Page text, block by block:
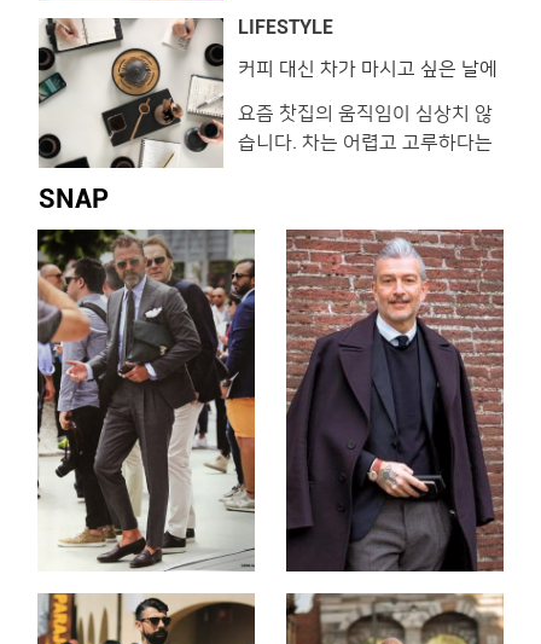
아메리칸
아이폰 X 케이스 부드러운 카프
스킨에 황금빛 메두사 메달 장식
정, 베르사체. 알릭스 │ 폰 버클
케이스 음각 로�
첫인상이기에 중요합니다. 여행
자는 즐길 거리와 기내식을 기대
스맨이라면 피로를 달래줄 고품
격 서비스가 필요하겠죠. 길고도
와이안항공이 정답입니다. 개별
주문형 엔터테인먼트 시스템을
장착한 LCD 모니터를 통해 최신
영화, TV 프로그램 등을 시청할
�
LIFESTYLE
커피 대신 차가 마시고 싶은 날에
요즘 찻집의 움직임이 심상치 않
습니다. 차는 어렵고 고루하다는
쉽게 접하기 힘든 질 좋은 차와
잘 갖춰진 도구 여기에 차를 따르
는 차예사의 정갈한 퍼포먼스까
지. 숨막히는 도심 속 차가 만들
어내는 매력적인 여유를 맛볼 수
있는 곳을 소개합니다. 33마켓
View this post on Instagram 한
해가 벌써 4일 이나 지났네요. 서
두르지 […]
SNAP